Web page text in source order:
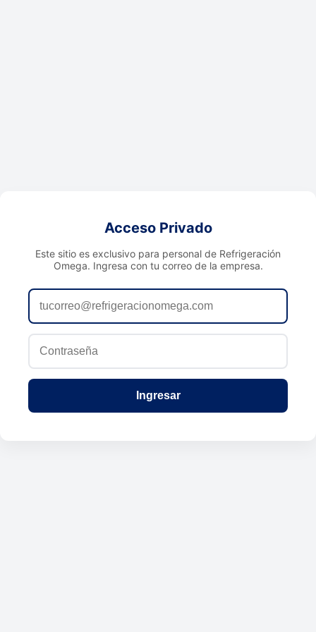
Acceso Privado
Este sitio es exclusivo para personal de Refrigeración
Omega. Ingresa con tu correo de la empresa.
Ingresar